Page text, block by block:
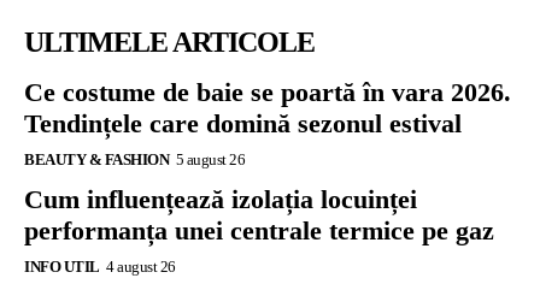
ULTIMELE ARTICOLE
Ce costume de baie se poartă în vara 2026.
Tendințele care domină sezonul estival
BEAUTY & FASHION 5 august 26
Cum influențează izolația locuinței
performanța unei centrale termice pe gaz
INFO UTIL 4 august 26